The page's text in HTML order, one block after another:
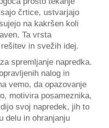
črtice, ustvarjajo
na kakršen koli
Ta vrsta
in svežih idej.
spremljanje napredka.
nalog in
vemo, da opazovanje
motivira posameznika,
svoj napredek, jih to
delu in ohranjanju